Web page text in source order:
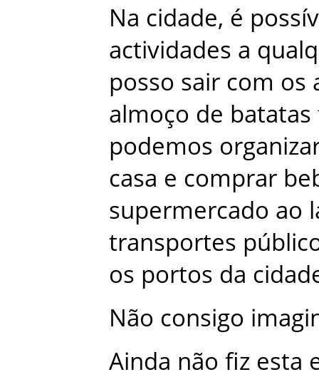
Na cidade, é
actividades a
posso sair com os
almoço de batatas
podemos
casa e comprar
supermercado ao
transportes
os portos da
Não consigo
Ainda não fiz esta